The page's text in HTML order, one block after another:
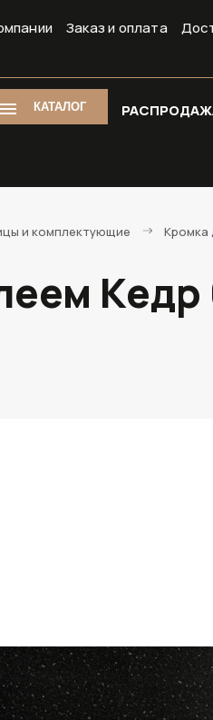
Заказ и оплата
КАТАЛОГ
и комплектующие Кромка